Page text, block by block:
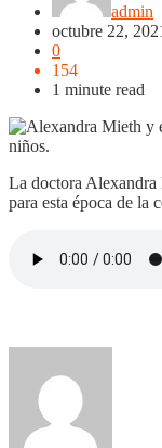
admin
octubre 22,
0
154
1 minute read
La doctora Alexandra
para esta época de la